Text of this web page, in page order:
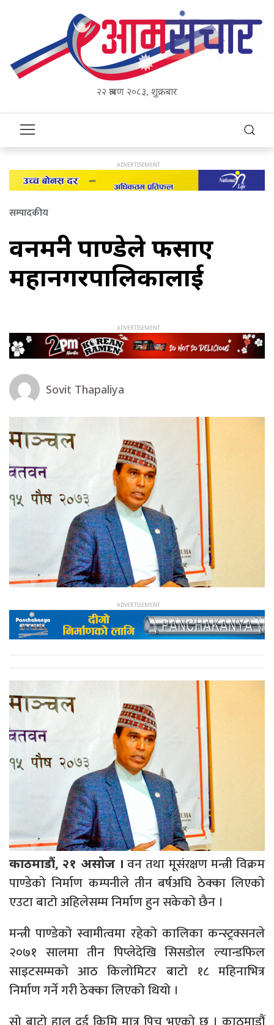
२२ श्रावण २०८३, शुक्रबार
सम्पादकीय
वनमन्त्री पाण्डेले फसाए
महानगरपालिकालाई
Sovit Thapaliya
काठमाडौं, २१ असोज । वन तथा मूसंरक्षण मन्त्री विक्रम
पाण्डेको निर्माण कम्पनीले तीन बर्षअघि ठेक्का लिएको
एउटा बाटो अहिलेसम्म निर्माण हुन सकेको छैन ।
मन्त्री पाण्डेको स्वामीत्वमा रहेको कालिका कन्स्ट्रक्सनले
२०७१ सालमा तीन पिप्लेदेखि सिसडोल ल्यान्डफिल
साइटसम्मको आठ किलोमिटर बाटो १८ महिनाभित्र
निर्माण गर्ने गरी ठेक्का लिएको थियो ।